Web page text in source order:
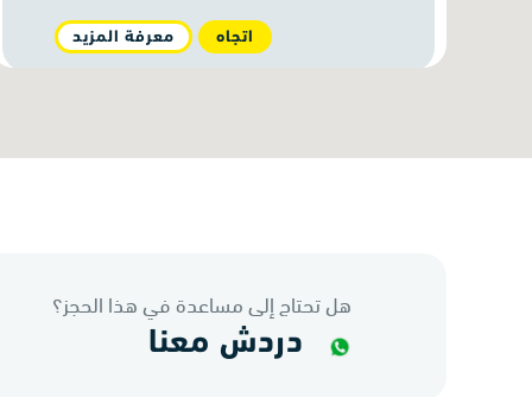
اتجاه معرفة المزيد
ريكسوس بريميوم جزيرة
اتجاه عرض أكثر
هل تحتاج إلى مساعدة في هذا الحجز؟
دردش معنا